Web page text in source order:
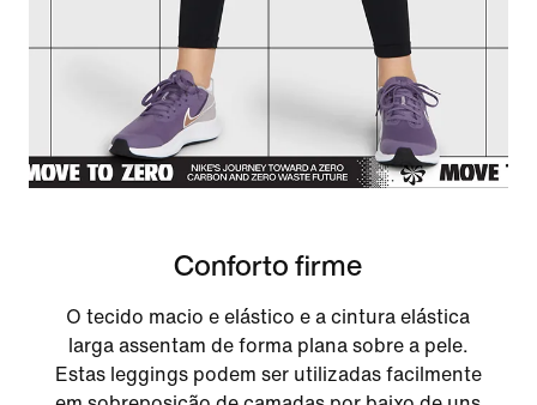
Conforto firme
O tecido macio e elástico e a cintura elástica
larga assentam de forma plana sobre a pele.
Estas leggings podem ser utilizadas facilmente